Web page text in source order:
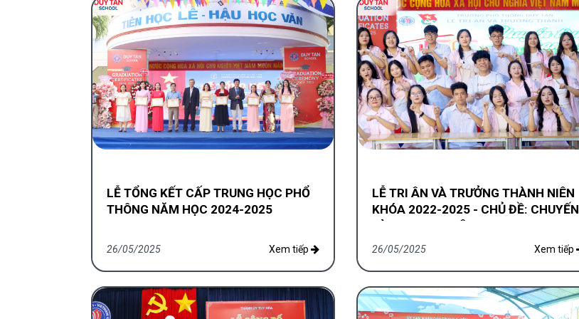
LỄ TỔNG KẾT CẤP TRUNG HỌC PHỔ
THÔNG NĂM HỌC 2024-2025
26/05/2025 Xem tiếp
LỄ TRI ÂN VÀ TRƯỞNG THÀNH NIÊN
KHÓA 2022-2025 - CHỦ ĐỀ: CHUYẾN
26/05/2025 Xem tiếp